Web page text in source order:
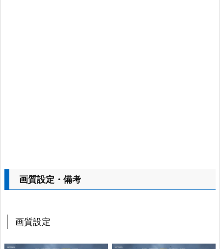
画質設定・備考
画質設定